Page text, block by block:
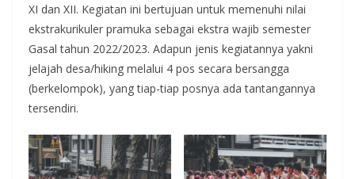
XI dan XII. Kegiatan ini bertujuan untuk memenuhi nilai
ekstrakurikuler pramuka sebagai ekstra wajib semester
Gasal tahun 2022/2023. Adapun jenis kegiatannya yakni
jelajah desa/hiking melalui 4 pos secara bersangga
(berkelompok), yang tiap-tiap posnya ada tantangannya
tersendiri.